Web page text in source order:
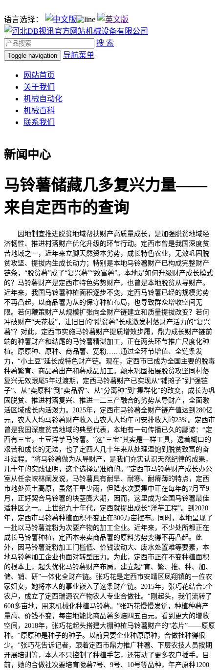
语言选择：
搜 索
Toggle navigation 导航菜单
网站首页
关于我们
机械自动化
机械百科
联系我们
新闻中心
马铃薯储藏几多复兴力量——
来自定西市的查询
因地制宜推进脱贫地域帮扶财产高质量成长，是加强脱贫地域经
济韧性、推进村落财产优化升级的环节行动。定西市曾是我国深度贫
苦地域之一，近年来立脚天然资本劣势，成长特色农业，无效巩固脱
贫攻坚、提拔内生成长动力；特别是本地马铃薯财产已构成完整财产
链条，“脱贫薯”成了“复兴薯”“致富薯”。本地是如何升级财产成长模式
的？马铃薯财产是定西市特色劣势财产，也曾是本地脱贫从导财产。
近年来，我国马铃薯种植面积逐步不变，定西马铃薯已经的规模劣势
不再凸起，以商品薯为从的保守种植布局，也导致群众增收空间无
限。若何鞭策财产从规模扩张向全财产链建立和质量提拔改变？若何
冲破财产“天花板”，让旧日的“脱贫薯”长成激发村落财产活力的“复兴
薯”？对此，定西市实施马铃薯财产提质增效步履，鼎力成长财产链前
端的种薯财产和结尾的马铃薯精湛加工，正在两头环节推广尺度化种
植。原原种、原种、商品薯、宽粉……通过全环节增值、全链条发
力，“小土豆”延长成特色财产链。现在，定西市已成为全国主要的脱毒
种薯繁育、商品薯出产和薯成品加工。颠末巩固拓展脱贫攻坚同村落
复兴无效跟尾5年过渡期，定西马铃薯财产已实现从“铺摊子”到“强链
子”、从“卖原料”到“卖品牌”、从“分离种”到“集群化”的改变，成长为巩
固脱贫、推进村落复兴、推进一二三产融合的劣势从导财产，全面激
活区域成长内活泼力。2025年，定西市马铃薯全财产链产值达到280亿
元，农人人均马铃薯财产收入占农人人均年可安排收入的23%。定西市
曾是我国深度贫苦地域的典型代表，本地有一句传播已久的鄙谚：“定
西有三宝，土豆洋芋马铃薯。”这“三宝”其实是一样工具，透着糊口的
艰苦和成长的无法，也了定西人几十年来从处理温饱到脱贫致富的奋
斗过程。“将马铃薯做为从导财产，是我们充实认识天然纪律的成果，
几十年的实践证明，这个选择是准确的。”定西市马铃薯财产成长办公
室从任余峡林阐发说，马铃薯具有耐旱、耐寒、耐瘠薄的特点，定西
市地处黄土高原，虽然干旱少雨，但降水次要集中正在每年的7月至9
月，正好契合马铃薯的块茎膨大期，因而，这里成为全国马铃薯最佳
适种区之一。上世纪九十年代，定西就提出成长“洋芋工程”。到2020
年，定西市马铃薯种植面积不变正在300万亩摆布。同时，本地呈现了
一批以马铃薯淀粉为次要产物的加工企业。近年来，不少处所都正在
成长马铃薯种植，定西本来卖商品薯的原料劣势变得不再凸起。此
外，因马铃薯淀粉加工门槛低、价钱波动大、废水处置难等要素，本
地马铃薯加工企业也面对转型压力。为此，定西市正在不变种植面积
的根本上，起头优化马铃薯财产布局，建立起“育、繁、推、种、加、
储、销、研”一体化全财产链。张巧花是定西市安靖区凤翔镇的一位农
家妇女，她将本人的事业嵌入了这条财产链。2015年，张巧花结合5个
农户，成立了定西瑞源农产物农人专业合做社。“刚起头，我们流转了
600多亩地，用来机械化种植马铃薯。”张巧花慢慢发觉，种植种薯产
量高、价钱不变，每亩地能比商品薯多赔四五百元。看到更大的增收
空间，2018年，张巧花起头搭建大棚种植马铃薯财产的“芯片”——原原
种。“原原种是种子的种子。以前只要企业种原原种，合做社种得很
少。”张巧花告诉记者，跟着定西市鼎力推广种薯、下层农技人员按期
开展培训等，本人不只控制了种植手艺，还带动了更多农户插手。目
前，她的合做社次要培育陇薯7号、9号、10号等品种，年产原种1200